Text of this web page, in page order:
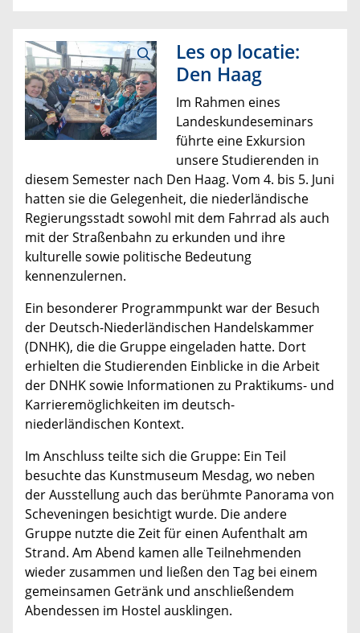
Les op locatie:
Den Haag
Im Rahmen eines
Landeskundeseminars
führte eine Exkursion
unsere Studierenden in
diesem Semester nach Den Haag. Vom 4. bis 5. Juni
hatten sie die Gelegenheit, die niederländische
Regierungsstadt sowohl mit dem Fahrrad als auch
mit der Straßenbahn zu erkunden und ihre
kulturelle sowie politische Bedeutung
kennenzulernen.
Ein besonderer Programmpunkt war der Besuch
der Deutsch-Niederländischen Handelskammer
(DNHK), die die Gruppe eingeladen hatte. Dort
erhielten die Studierenden Einblicke in die Arbeit
der DNHK sowie Informationen zu Praktikums- und
Karrieremöglichkeiten im deutsch-
niederländischen Kontext.
Im Anschluss teilte sich die Gruppe: Ein Teil
besuchte das Kunstmuseum Mesdag, wo neben
der Ausstellung auch das berühmte Panorama von
Scheveningen besichtigt wurde. Die andere
Gruppe nutzte die Zeit für einen Aufenthalt am
Strand. Am Abend kamen alle Teilnehmenden
wieder zusammen und ließen den Tag bei einem
gemeinsamen Getränk und anschließendem
Abendessen im Hostel ausklingen.